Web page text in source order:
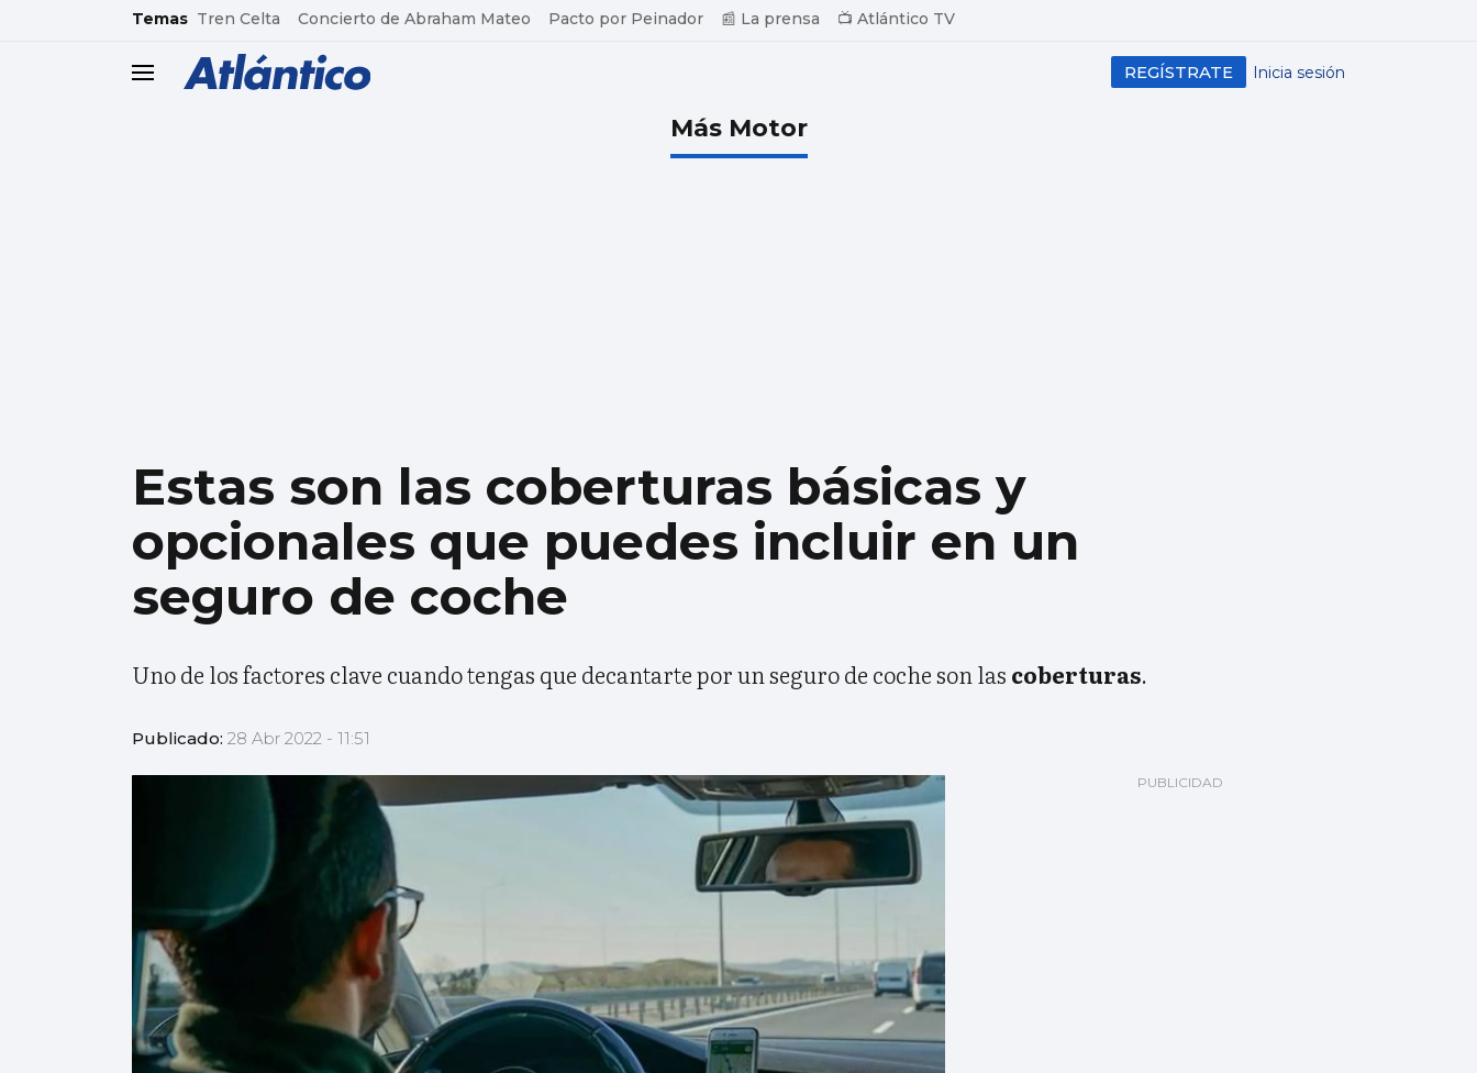
common.go-to-content
Temas Tren Celta Concierto de Abraham Mateo Pacto por Peinador 📰 La prensa 📺 Atlántico TV
header.menu.open Inicia sesión
REGÍSTRATE
Más Motor
Estas son las coberturas básicas y
opcionales que puedes incluir en un
seguro de coche
Uno de los factores clave cuando tengas que decantarte por un seguro de coche son las coberturas.
Publicado: 28 Abr 2022 - 11:51